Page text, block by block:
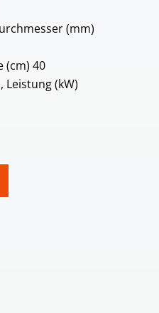
(mm)
(cm) 40
Leistung (kW)